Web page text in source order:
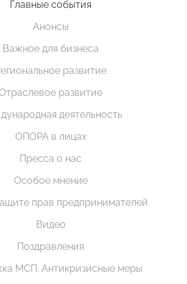
Главные события
Анонсы
Важное для бизнеса
развитие
развитие
деятельность
ОПОРА в лицах
Пресса о нас
Особое мнение
прав предпринимателей
Видео
Поздравления
МСП. Антикризисные меры